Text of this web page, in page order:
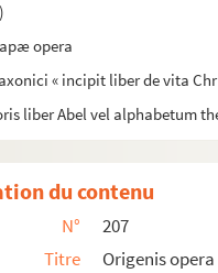
opera
« incipit liber de vita
liber Abel vel alphabetum
cum notis musicis
du contenu
N°
207
Titre
Origenis opera